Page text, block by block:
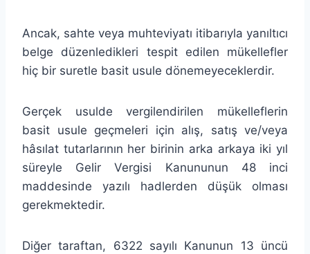
Ancak, sahte veya muhteviyatı itibarıyla yanıltıcı
belge düzenledikleri tespit edilen mükellefler
hiç bir suretle basit usule dönemeyeceklerdir.
Gerçek usulde vergilendirilen mükelleflerin
basit usule geçmeleri için alış, satış ve/veya
hâsılat tutarlarının her birinin arka arkaya iki yıl
süreyle Gelir Vergisi Kanununun 48 inci
maddesinde yazılı hadlerden düşük olması
gerekmektedir.
Diğer taraftan, 6322 sayılı Kanunun 13 üncü